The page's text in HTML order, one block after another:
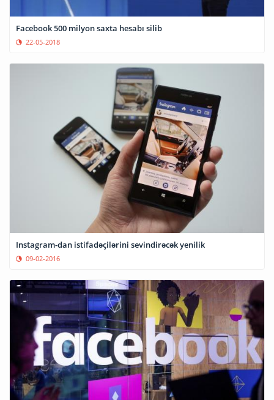
Facebook 500 milyon saxta hesabı silib
22-05-2018
Instagram-dan istifadəçilərini sevindirəcək yenilik
09-02-2016